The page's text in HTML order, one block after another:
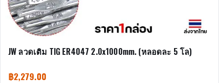
JW ลวดเติม TIG ER4047 2.0x1000mm. (หลอดละ 5 โล)
฿2,279.00